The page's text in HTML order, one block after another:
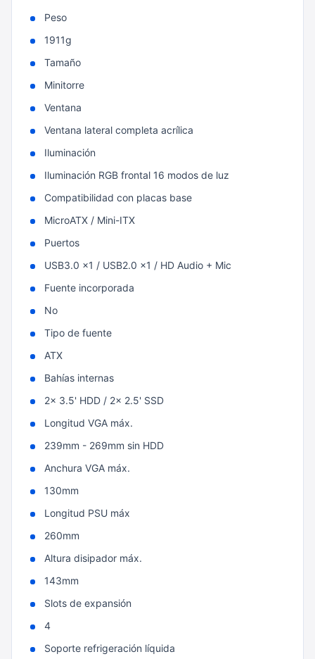
Peso
1911g
Tamaño
Minitorre
Ventana
Ventana lateral completa acrílica
Iluminación
Iluminación RGB frontal 16 modos de luz
Compatibilidad con placas base
MicroATX / Mini-ITX
Puertos
USB3.0 x1 / USB2.0 x1 / HD Audio + Mic
Fuente incorporada
No
Tipo de fuente
ATX
Bahías internas
2x 3.5' HDD / 2x 2.5' SSD
Longitud VGA máx.
239mm - 269mm sin HDD
Anchura VGA máx.
130mm
Longitud PSU máx
260mm
Altura disipador máx.
143mm
Slots de expansión
4
Soporte refrigeración líquida